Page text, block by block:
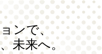
ンで、
未来へ。